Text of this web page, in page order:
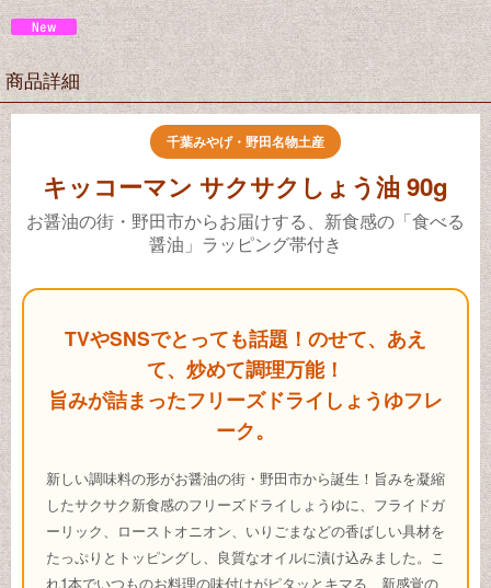
商品詳細
千葉みやげ・野田名物土産
キッコーマン サクサクしょう油 90g
お醤油の街・野田市からお届けする、新食感の「食べる
醤油」ラッピング帯付き
TVやSNSでとっても話題！のせて、あえ
て、炒めて調理万能！
旨みが詰まったフリーズドライしょうゆフレ
ーク。
新しい調味料の形がお醤油の街・野田市から誕生！旨みを凝縮
したサクサク新食感のフリーズドライしょうゆに、フライドガ
ーリック、ローストオニオン、いりごまなどの香ばしい具材を
たっぷりとトッピングし、良質なオイルに漬け込みました。こ
れ1本でいつものお料理の味付けがピタッとキマる、新感覚の